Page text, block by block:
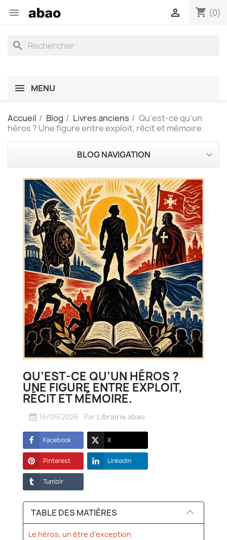
 shopping_cart (0)

search
MENU
Accueil Blog Livres anciens
Qu’est-ce qu’un
héros ? Une figure entre exploit, récit et mémoire.
BLOG NAVIGATION
QU’EST-CE QU’UN HÉROS ?
UNE FIGURE ENTRE EXPLOIT,
RÉCIT ET MÉMOIRE.
16/05/2026 Par Librairie abao
Facebook X
Pinterest LinkedIn
Tumblr
TABLE DES MATIÈRES
Le héros, un être d’exception